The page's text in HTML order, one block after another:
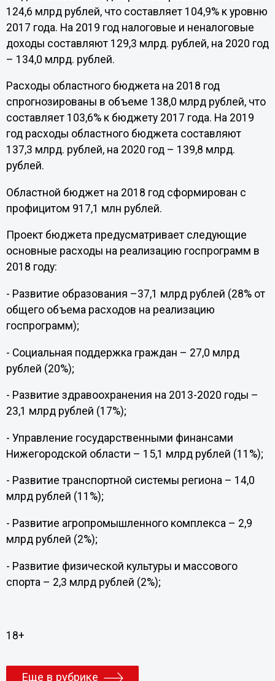
124,6 млрд рублей, что составляет 104,9% к уровню
2017 года. На 2019 год налоговые и неналоговые
доходы составляют 129,3 млрд. рублей, на 2020 год
– 134,0 млрд. рублей.
Расходы областного бюджета на 2018 год
спрогнозированы в объеме 138,0 млрд рублей, что
составляет 103,6% к бюджету 2017 года. На 2019
год расходы областного бюджета составляют
137,3 млрд. рублей, на 2020 год – 139,8 млрд.
рублей.
Областной бюджет на 2018 год сформирован с
профицитом 917,1 млн рублей.
Проект бюджета предусматривает следующие
основные расходы на реализацию госпрограмм в
2018 году:
- Развитие образования –37,1 млрд рублей (28% от
общего объема расходов на реализацию
госпрограмм);
- Социальная поддержка граждан – 27,0 млрд
рублей (20%);
- Развитие здравоохранения на 2013-2020 годы –
23,1 млрд рублей (17%);
- Управление государственными финансами
Нижегородской области – 15,1 млрд рублей (11%);
- Развитие транспортной системы региона – 14,0
млрд рублей (11%);
- Развитие агропромышленного комплекса – 2,9
млрд рублей (2%);
- Развитие физической культуры и массового
спорта – 2,3 млрд рублей (2%);
18+
Еще в рубрике